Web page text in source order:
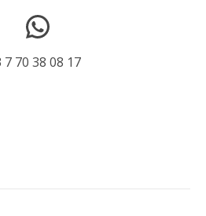
WhatsApp
7 70 38 08 17